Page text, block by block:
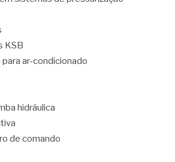
KSB
ar-condicionado
hidráulica
de comando